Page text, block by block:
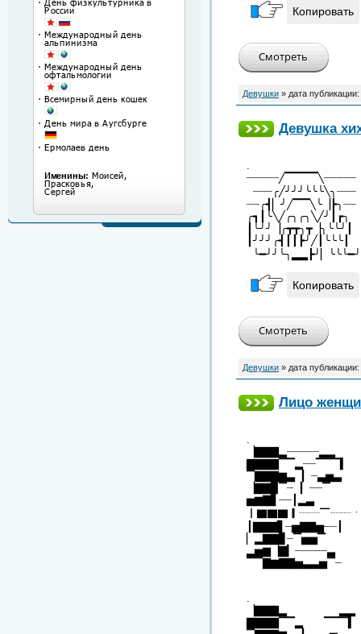
Копировать
Девушки » дата публикации:
Девушка
.
┈┈┈┈┈╱▔▔▔▔╲┈┈┈┈┈
┈┈┈╭╱╯╯╯╰╰╰╲╮┈┈┈
┈┈╭┫▏╯╱▔▔╲╰▕┣╮┈┈
╭┓┃╰╲╱╭╮╭╮╲╱╯┃┏╮
┃╰╯╯▕╭┳┳╮┳▕╮╰╰╯┃
┃╯╯╯╭┫┃┃┣╯╱┃╰╰╰┃
╰━╯╯╰╮▂▂┣╯▏╰╰╰━╯
Копировать
Девушки » дата публикации:
Лицо
.
▕▇▇▇▂┈┈┈┈┈▂▂
▇▇▇▇▔▔▂┈┈▔▔▔▍
▔▇▇▇▆▃▕▏┈▃▅▃
▕▇▇▉▔┈▕▏┈┈▔
▅▆▇▋┈┈┃▂▃
▏▇▇▇▎┈┈▔┈┈
┃▇▇▇▋┈▅▇▇▅┈┈┃
▏▂▇▇▊┈▔▅▅▔
▂▅▆▕▇▎┈┈┈┈┈▃
▔▔▇▆▇▇▅▃▃▅▔┈
▕▇▇▇▂ ▂▂
▇▇▇▇▔▔▂ ▔▔▔▍